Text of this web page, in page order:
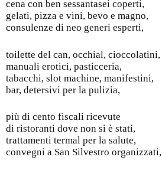
cena con ben sessantasei coperti,
gelati, pizza e vini, bevo e magno,
consulenze di neo generi esperti,
toilette del can, occhial, cioccolatini,
manuali erotici, pasticceria,
tabacchi, slot machine, manifestini,
bar, detersivi per la pulizia,
più di cento fiscali ricevute
di ristoranti dove non si è stati,
trattamenti termal per la salute,
convegni a San Silvestro organizzati,